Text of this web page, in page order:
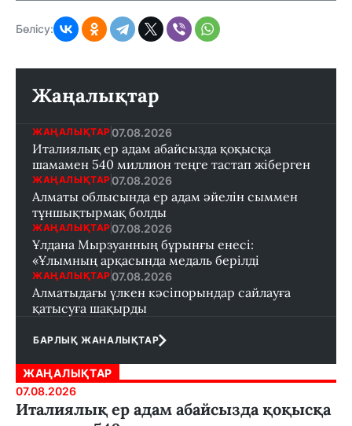
Бөлісу:
Жаңалықтар
ЖАҢАЛЫҚТАР 07.08.2026
Италиялық ер адам абайсызда қоқысқа
шамамен 540 миллион теңге тастап жіберген
ЖАҢАЛЫҚТАР 07.08.2026
Алматы облысында ер адам әйелін сыммен
тұншықтырмақ болды
ЖАҢАЛЫҚТАР 07.08.2026
Ұлдана Мырзуанның бұрынғы енесі:
«Ұлымның арқасында медаль берілді
ЖАҢАЛЫҚТАР 07.08.2026
Алматыдағы үлкен кәсіпорындар сайлауға
қатысуға шақырды
БАРЛЫҚ ЖАНАЛЫҚТАР
ЖАҢАЛЫҚТАР
07.08.2026
Италиялық ер адам абайсызда қоқысқа